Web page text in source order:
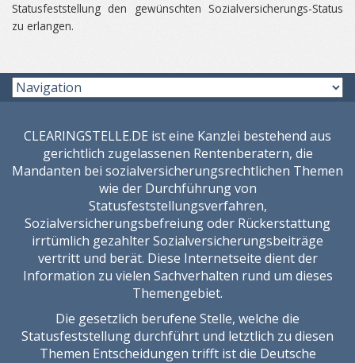
Statusfeststellung den gewünschten Sozialversicherungs-Status
zu erlangen.
CLEARINGSTELLE.DE ist eine Kanzlei bestehend aus
gerichtlich zugelassenen Rentenberatern, die
Mandanten bei sozialversicherungsrechtlichen Themen
wie der Durchführung von
Statusfeststellungsverfahren,
Sozialversicherungsbefreiung oder Rückerstattung
irrtümlich gezahlter Sozialversicherungsbeiträge
vertritt und berät. Diese Internetseite dient der
Information zu vielen Sachverhalten rund um dieses
Themengebiet.
Die gesetzlich berufene Stelle, welche die
Statusfeststellung durchführt und letztlich zu diesen
Themen Entscheidungen trifft ist die Deutsche